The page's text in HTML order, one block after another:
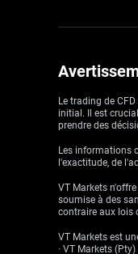
Le trading de
initial. Il est
prendre des
Les informations
l'exactitude, de
VT Markets
soumise à des
contraire aux lois
VT Markets est
· VT Markets